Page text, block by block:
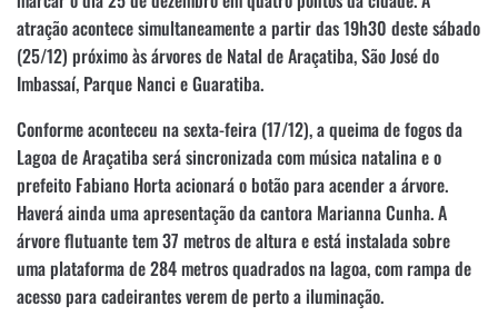
atração acontece simultaneamente a partir das 19h30 deste sábado
(25/12) próximo às árvores de Natal de Araçatiba, São José do
Imbassaí, Parque Nanci e Guaratiba.
Conforme aconteceu na sexta-feira (17/12), a queima de fogos da
Lagoa de Araçatiba será sincronizada com música natalina e o
prefeito Fabiano Horta acionará o botão para acender a árvore.
Haverá ainda uma apresentação da cantora Marianna Cunha. A
árvore flutuante tem 37 metros de altura e está instalada sobre
uma plataforma de 284 metros quadrados na lagoa, com rampa de
acesso para cadeirantes verem de perto a iluminação.